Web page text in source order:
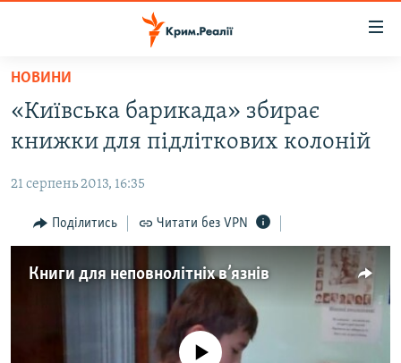
Перейти
основного
матеріалу
до
навігації
Перейти
ПОЛІТИКА
БЛОГИ
ІНТЕРВ'Ю
НОВИНИ
«Київська барикада» збирає
книжки для підліткових колоній
21 серпень 2013, 16:35
Поділитись Читати без VPN
Книги для неповнолітніх в’язнів
No media source currently available